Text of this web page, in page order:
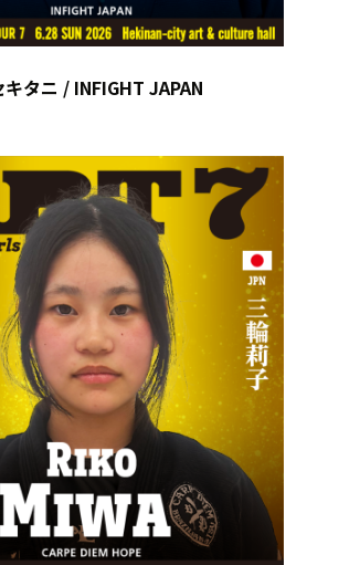
タニ / INFIGHT JAPAN